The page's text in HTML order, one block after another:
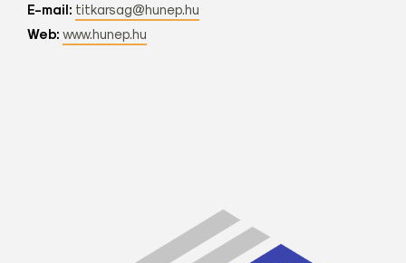
E-mail: titkarsag@hunep.hu
Web: www.hunep.hu